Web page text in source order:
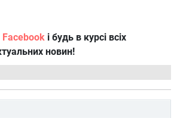
Facebook і будь в курсі всіх
новин!